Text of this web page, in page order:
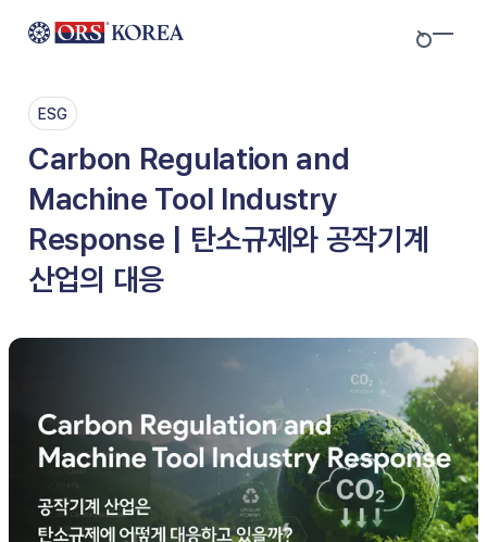
ESG
Carbon Regulation and
Machine Tool Industry
Response | 탄소규제와 공작기계
산업의 대응